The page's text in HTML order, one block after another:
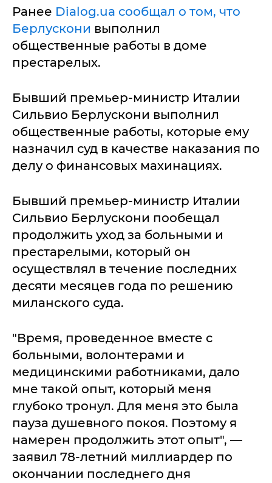
Ранее Dialog.ua сообщал о том, что
Берлускони выполнил
общественные работы в доме
престарелых.
Бывший премьер-министр Италии
Сильвио Берлускони выполнил
общественные работы, которые ему
назначил суд в качестве наказания по
делу о финансовых махинациях.
Бывший премьер-министр Италии
Сильвио Берлускони пообещал
продолжить уход за больными и
престарелыми, который он
осуществлял в течение последних
десяти месяцев года по решению
миланского суда.
"Время, проведенное вместе с
больными, волонтерами и
медицинскими работниками, дало
мне такой опыт, который меня
глубоко тронул. Для меня это была
пауза душевного покоя. Поэтому я
намерен продолжить этот опыт", —
заявил 78-летний миллиардер по
окончании последнего дня